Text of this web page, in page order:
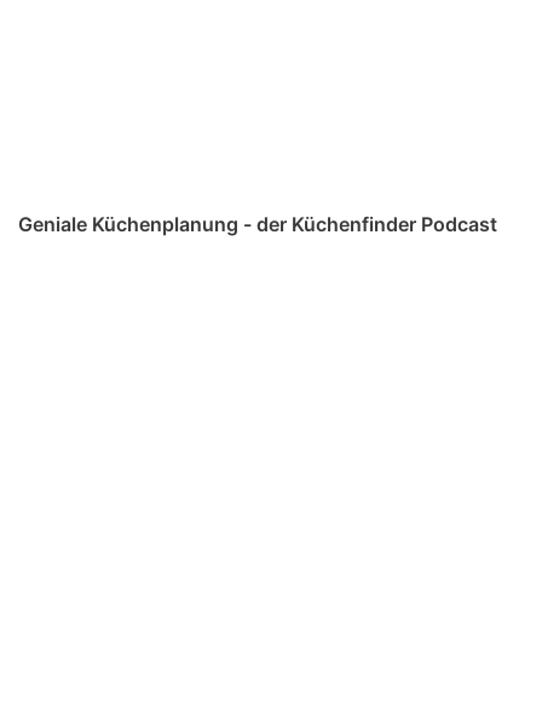
Geniale Küchenplanung - der Küchenfinder Podcast